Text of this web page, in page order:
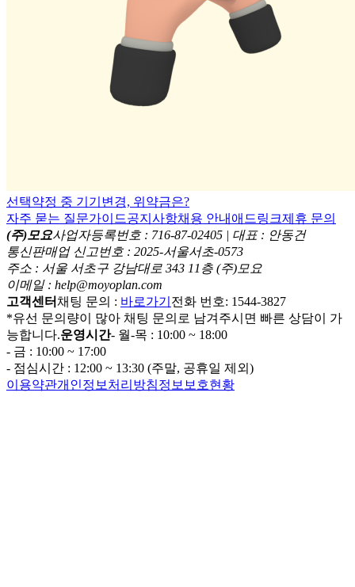
선택약정 중 기기변경, 위약금은?
자주 묻는 질문가이드공지사항채용 안내 애드링크제휴 문의
(주)모요사업자등록번호 : 716-87-02405 | 대표 : 안동건
통신판매업 신고번호 : 2025-서울서초-0573
주소 : 서울 서초구 강남대로 343 11층 (주)모요
이메일 : help@moyoplan.com
고객센터채팅 문의 : 바로가기 전화 번호: 1544-3827
*유선 문의량이 많아 채팅 문의로 남겨주시면 빠른 상담이 가
능합니다.운영시간- 월-목 : 10:00 ~ 18:00
- 금 : 10:00 ~ 17:00
- 점심시간 : 12:00 ~ 13:30 (주말, 공휴일 제외)
이용약관개인정보처리방침정보보호현황